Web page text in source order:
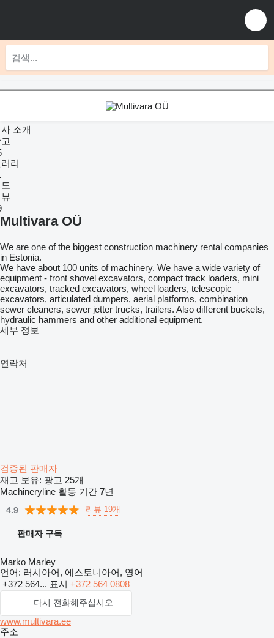
소개
리
Multivara OÜ
We are one of the biggest construction machinery rental companies
in Estonia.
We have about 100 units of machinery. We have a wide variety of
equipment - front shovel excavators, compact track loaders, mini
excavators, tracked excavators, wheel loaders, telescopic
excavators, articulated dumpers, aerial platforms, combination
sewer cleaners, sewer jetter trucks, trailers. Also different buckets,
hydraulic hammers and other additional equipment.
세부 정보
연락처
검증된 판매자
재고 보유: 광고 25개
Machineryline 활동 기간 7년
4.9 리뷰 19개
판매자 구독
Marko Marley
언어: 러시아어, 에스토니아어, 영어
+372 564... 표시 +372 564 0808
다시 전화해주십시오
www.multivara.ee
주소